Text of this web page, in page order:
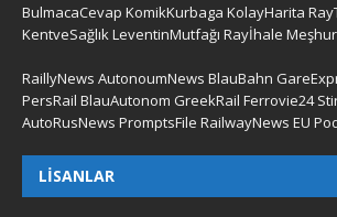
BulmacaCevap KomikKurbaga KolayHarita
KentveSağlıkLeventinMutfağı Rayİhale
RaillyNews AutonoumNews BlauBahn
PersRail BlauAutonom GreekRail Ferrovie24
AutoRusNews PromptsFile RailwayNews EU
LISANLAR